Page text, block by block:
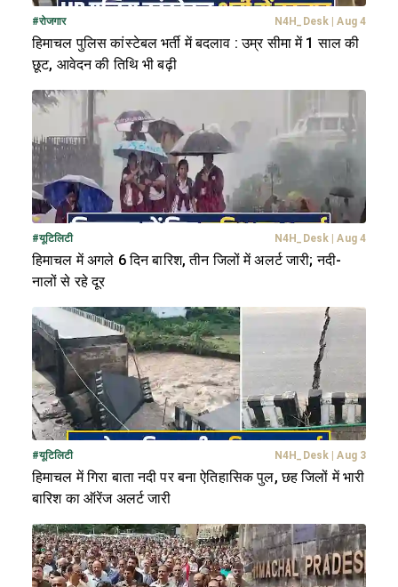
#रोजगार N4H_Desk Aug 4
हिमाचल पुलिस कांस्टेबल भर्ती में बदलाव : उम्र सीमा में 1 साल की
छूट, आवेदन की तिथि भी बढ़ी
#यूटिलिटी N4H_Desk Aug 4
हिमाचल में अगले 6 दिन बारिश, तीन जिलों में अलर्ट जारी; नदी-
नालों से रहे दूर
#यूटिलिटी N4H_Desk Aug 3
हिमाचल में गिरा बाता नदी पर बना ऐतिहासिक पुल, छह जिलों में भारी
बारिश का ऑरेंज अलर्ट जारी